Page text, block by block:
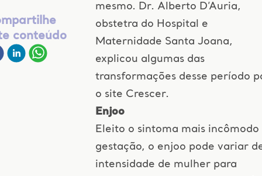
conteúdo
mesmo. Dr. Alberto D’Auria,
obstetra do Hospital e
Maternidade Santa Joana,
explicou algumas das
transformações desse período
o site Crescer.
Enjoo
Eleito o sintoma mais incômodo
gestação, o enjoo pode variar
intensidade de mulher para